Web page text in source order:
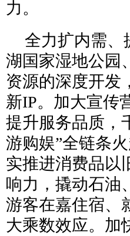
力。
全力扩内需、
湖国家湿地公园
资源的深度开发
新IP。加大宣传
提升服务品质，
游购娱”全链条
实推进消费品以
响力，撬动石油
游客在嘉住宿、
大乘数效应。加